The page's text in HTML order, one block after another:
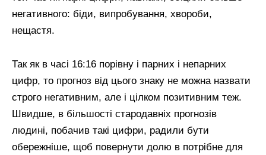
негативного: біди, випробування, хвороби,
нещастя.
Так як в часі 16:16 порівну і парних і непарних
цифр, то прогноз від цього знаку не можна назвати
строго негативним, але і цілком позитивним теж.
Швидше, в більшості стародавніх прогнозів
людині, побачив такі цифри, радили бути
обережніше, щоб повернути долю в потрібне для